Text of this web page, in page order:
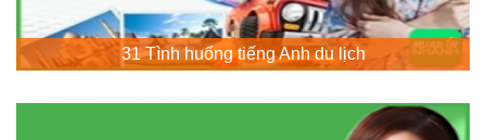
31 Tình huống tiếng Anh du lịch